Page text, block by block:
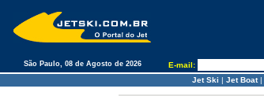
São Paulo, 08 de Agosto de 2026 E-mail:
Jet Ski | Jet Boat|